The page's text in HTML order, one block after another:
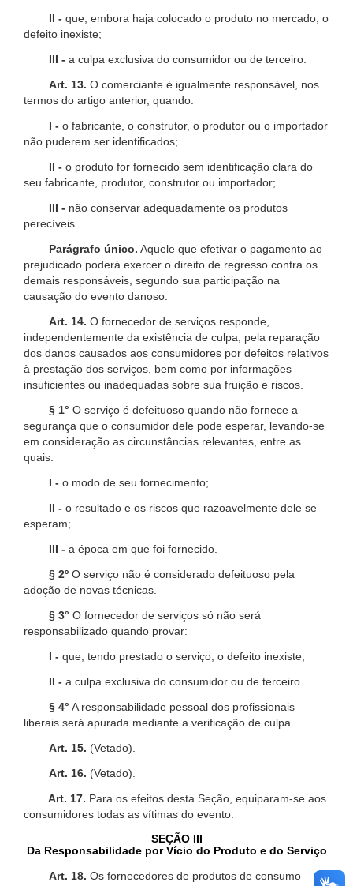
II - que, embora haja colocado o produto no mercado, o
defeito inexiste;
III - a culpa exclusiva do consumidor ou de terceiro.
Art. 13. O comerciante é igualmente responsável, nos
termos do artigo anterior, quando:
I - o fabricante, o construtor, o produtor ou o importador
não puderem ser identificados;
II - o produto for fornecido sem identificação clara do
seu fabricante, produtor, construtor ou importador;
III - não conservar adequadamente os produtos
perecíveis.
Parágrafo único. Aquele que efetivar o pagamento ao
prejudicado poderá exercer o direito de regresso contra os
demais responsáveis, segundo sua participação na
causação do evento danoso.
Art. 14. O fornecedor de serviços responde,
independentemente da existência de culpa, pela reparação
dos danos causados aos consumidores por defeitos relativos
à prestação dos serviços, bem como por informações
insuficientes ou inadequadas sobre sua fruição e riscos.
§ 1° O serviço é defeituoso quando não fornece a
segurança que o consumidor dele pode esperar, levando-se
em consideração as circunstâncias relevantes, entre as
quais:
I - o modo de seu fornecimento;
II - o resultado e os riscos que razoavelmente dele se
esperam;
III - a época em que foi fornecido.
§ 2º O serviço não é considerado defeituoso pela
adoção de novas técnicas.
§ 3° O fornecedor de serviços só não será
responsabilizado quando provar:
I - que, tendo prestado o serviço, o defeito inexiste;
II - a culpa exclusiva do consumidor ou de terceiro.
§ 4° A responsabilidade pessoal dos profissionais
liberais será apurada mediante a verificação de culpa.
Art. 15. (Vetado).
Art. 16. (Vetado).
Art. 17. Para os efeitos desta Seção, equiparam-se aos
consumidores todas as vítimas do evento.
SEÇÃO III
Da Responsabilidade por Vício do Produto e do Serviço
Art. 18. Os fornecedores de produtos de consumo